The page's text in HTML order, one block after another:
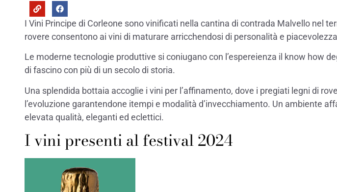
I Vini Principe di Corleone sono vinificati nella cantina di contrada Malvello nel
rovere consentono ai vini di maturare arricchendosi di personalità e
Le moderne tecnologie produttive si coniugano con l’espereienza il know how
di fascino con più di un secolo di storia.
Una splendida bottaia accoglie i vini per l’affinamento, dove i pregiati legni di
l’evoluzione garantendone itempi e modalità d’invecchiamento. Un ambiente
elevata qualità, eleganti ed eclettici.
I vini presenti al festival 2024